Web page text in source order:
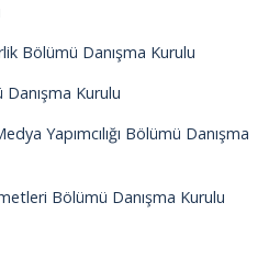
Bölümü Danışma Kurulu
Kurulu
Yapımcılığı Bölümü Danışma
Bölümü Danışma Kurulu